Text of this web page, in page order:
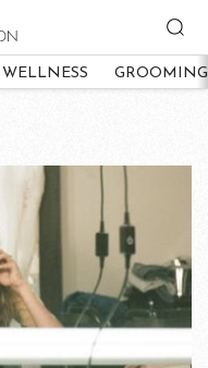
WELLNESS GROOMING